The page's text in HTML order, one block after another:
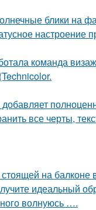
блики на
настроение
команда
все черты,
на балконе
идеальный
волнуюсь ….